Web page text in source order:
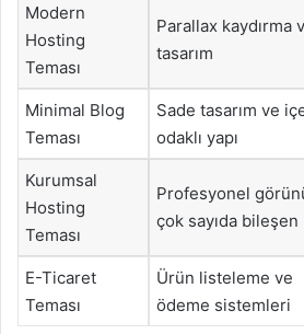
Modern
Hosting
Teması
Parallax kaydırma
tasarım
Minimal Blog
Teması
Sade tasarım ve
odaklı yapı
Kurumsal
Hosting
Teması
Profesyonel
çok sayıda bileşen
E-Ticaret
Teması
Ürün listeleme ve
ödeme sistemleri